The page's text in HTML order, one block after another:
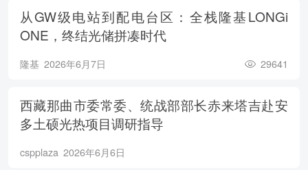
从GW级电站到配电台区：全栈隆基LONGi
ONE，终结光储拼凑时代
隆基 2026年6月7日 29641
西藏那曲市委常委、统战部部长赤来塔吉赴安
多土硕光热项目调研指导
cspplaza 2026年6月6日